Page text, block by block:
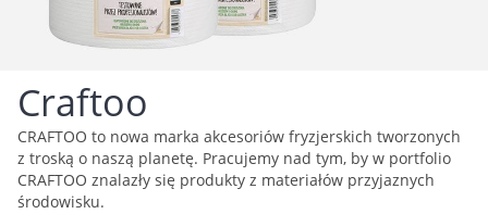
Craftoo
CRAFTOO to nowa marka akcesoriów fryzjerskich tworzonych
z troską o naszą planetę. Pracujemy nad tym, by w portfolio
CRAFTOO znalazły się produkty z materiałów przyjaznych
środowisku.